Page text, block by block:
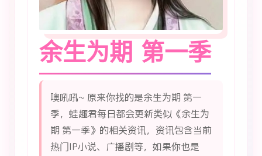
余生为期 第一季
噢吼吼~ 原来你找的是余生为期 第一
季，蛙趣君每日都会更新类似《余生为
期 第一季》的相关资讯，资讯包含当前
热门IP小说、广播剧等，如果你也是